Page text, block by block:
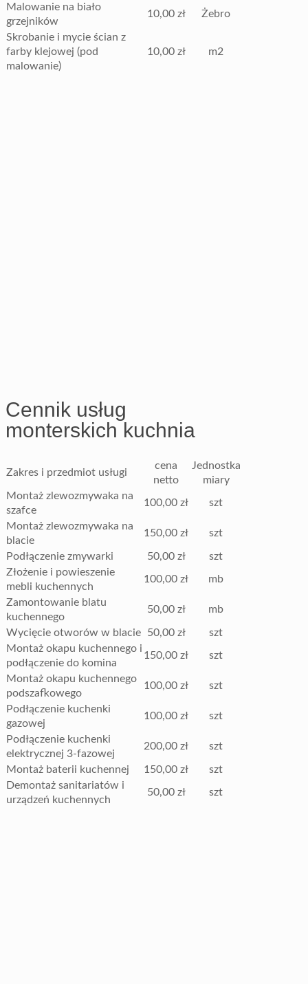
Malowanie na biało
grzejników
10,00 zł Żebro
Skrobanie i mycie ścian z
farby klejowej (pod
malowanie)
10,00 zł m2
Cennik usług
monterskich kuchnia
Zakres i przedmiot usługi
cena
netto
Jednostka
miary
Montaż zlewozmywaka na
szafce
100,00 zł szt
Montaż zlewozmywaka na
blacie
150,00 zł szt
Podłączenie zmywarki 50,00 zł
szt
Złożenie i powieszenie
mebli kuchennych
100,00 zł mb
Zamontowanie blatu
kuchennego
50,00 zł mb
Wycięcie otworów w blacie 50,00 zł
szt
Montaż okapu kuchennego i
podłączenie do komina
150,00 zł szt
Montaż okapu kuchennego
podszafkowego
100,00 zł szt
Podłączenie kuchenki
gazowej
100,00 zł szt
Podłączenie kuchenki
elektrycznej 3-fazowej
200,00 zł szt
Montaż baterii kuchennej 150,00 zł
szt
Demontaż sanitariatów i
urządzeń kuchennych
50,00 zł szt